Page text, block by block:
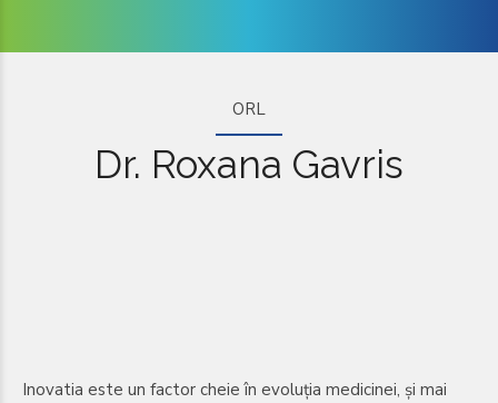
ORL
Dr. Roxana Gavris
Inovatia este un factor cheie în evoluția medicinei, și mai